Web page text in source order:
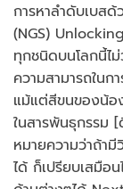
การหาลำดับเบส
(NGS)
ทุกชนิดบนโลกนี้ไ
ความสามารถในก
แม้แต่สีขนของน้อ
ในสารพันธุกรรม [
หมายความว่าถ้า
ได้ ก็เปรียบเสมือน